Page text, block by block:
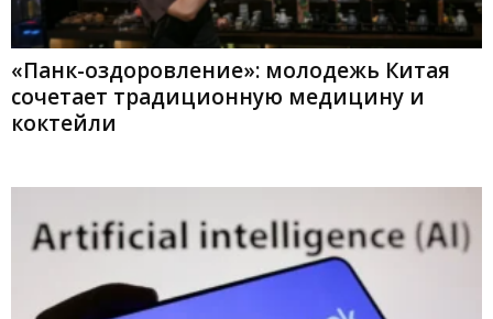
«Панк-оздоровление»: молодежь Китая
сочетает традиционную медицину и
коктейли